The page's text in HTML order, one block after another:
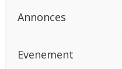
Annonces
Evenement